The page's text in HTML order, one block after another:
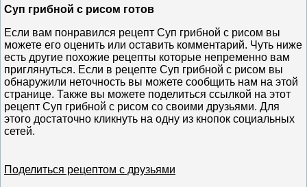
Суп грибной с рисом готов
Если вам понравился рецепт Суп грибной с рисом вы
можете его оценить или оставить комментарий. Чуть ниже
есть другие похожие рецепты которые непременно вам
приглянуться. Если в рецепте Суп грибной с рисом вы
обнаружили неточность вы можете сообщить нам на этой
странице. Также вы можете поделиться ссылкой на этот
рецепт Суп грибной с рисом со своими друзьями. Для
этого достаточно кликнуть на одну из кнопок социальных
сетей.
Поделиться рецептом с друзьями